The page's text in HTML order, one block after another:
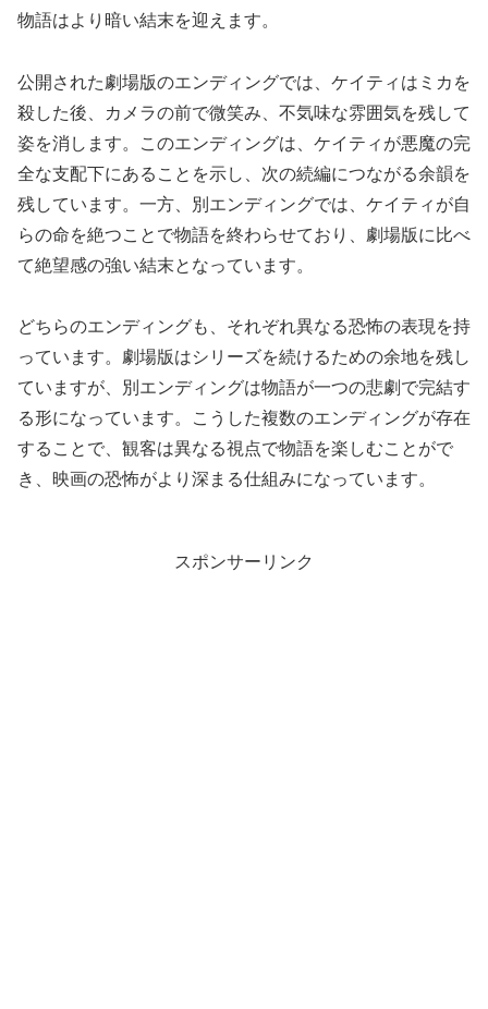
物語はより暗い結末を迎えます。
公開された劇場版のエンディングでは、ケイティはミカを
殺した後、カメラの前で微笑み、不気味な雰囲気を残して
姿を消します。このエンディングは、ケイティが悪魔の完
全な支配下にあることを示し、次の続編につながる余韻を
残しています。一方、別エンディングでは、ケイティが自
らの命を絶つことで物語を終わらせており、劇場版に比べ
て絶望感の強い結末となっています。
どちらのエンディングも、それぞれ異なる恐怖の表現を持
っています。劇場版はシリーズを続けるための余地を残し
ていますが、別エンディングは物語が一つの悲劇で完結す
る形になっています。こうした複数のエンディングが存在
することで、観客は異なる視点で物語を楽しむことがで
き、映画の恐怖がより深まる仕組みになっています。
スポンサーリンク